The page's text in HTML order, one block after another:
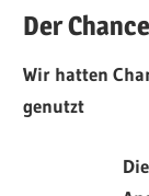
Der
Wir hatten
genutzt